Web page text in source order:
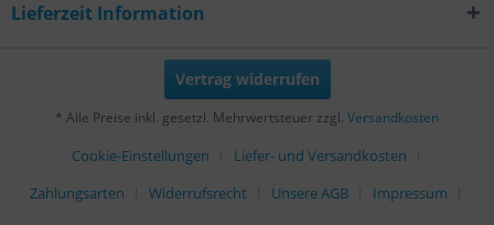
Lieferzeit Information
Vertrag widerrufen
* Alle Preise inkl. gesetzl. Mehrwertsteuer zzgl. Versandkosten
Cookie-Einstellungen
Liefer- und Versandkosten
Zahlungsarten
Widerrufsrecht Unsere AGB
Impressum